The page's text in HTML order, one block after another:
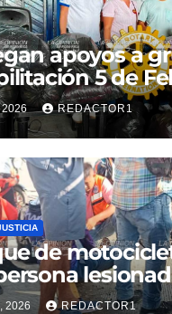
apoyos a
5 de
2026 REDACTOR1
de
2026 REDACTOR1